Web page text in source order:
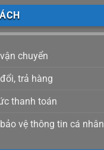
chuyển
trả hàng
thanh toán
vệ thông tin cá nhân